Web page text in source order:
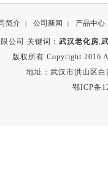
简介 | 公司新闻 | 产品中心
公司 关键词：武汉老化房,
版权所有 Copyright 2016
地址：武汉市洪山区
鄂ICP备